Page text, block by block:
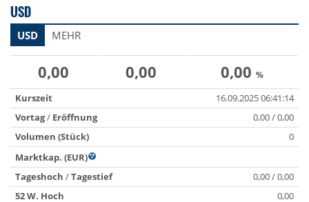
USD
USD MEHR
0,00 0,00 0,00 %
Kurszeit
16.09.2025 06:41:14
Vortag/ Eröffnung
0,00 / 0,00
Volumen (Stück)
0
Marktkap. (EUR)
Tageshoch /Tagestief
0,00 / 0,00
52 W. Hoch
0,00